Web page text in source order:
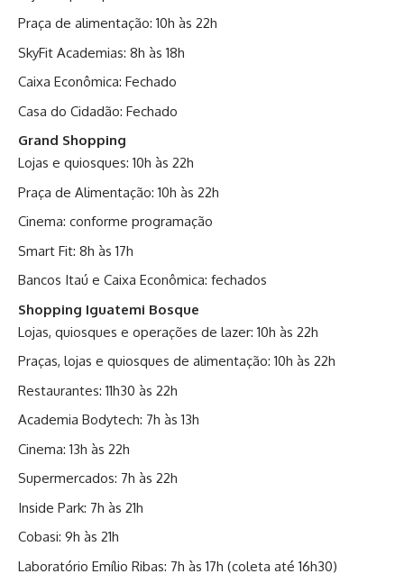
Praça de alimentação: 10h às 22h
SkyFit Academias: 8h às 18h
Caixa Econômica: Fechado
Casa do Cidadão: Fechado
Grand Shopping
Lojas e quiosques: 10h às 22h
Praça de Alimentação: 10h às 22h
Cinema: conforme programação
Smart Fit: 8h às 17h
Bancos Itaú e Caixa Econômica: fechados
Shopping Iguatemi Bosque
Lojas, quiosques e operações de lazer: 10h às 22h
Praças, lojas e quiosques de alimentação: 10h às 22h
Restaurantes: 11h30 às 22h
Academia Bodytech: 7h às 13h
Cinema: 13h às 22h
Supermercados: 7h às 22h
Inside Park: 7h às 21h
Cobasi: 9h às 21h
Laboratório Emílio Ribas: 7h às 17h (coleta até 16h30)